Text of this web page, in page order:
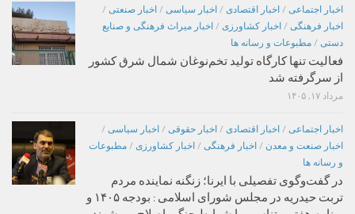
اخبار اجتماعی / اخبار اقتصادی / اخبار سیاسی / اخبار صنعتی /
اخبار فرهنگی / اخبار کشاورزی / اخبار میراث فرهنگی و صنایع
دستی / مطبوعات و رسانه ها
فعالیت تنها کارگاه تولید تخم‌نوغان شمال شرق کشور
از سرگرفته شد
مرداد ۱۷, ۱۴۰۵
اخبار اجتماعی / اخبار اقتصادی / اخبار حقوقی / اخبار سیاسی /
اخبار صنعت و معدن / اخبار فرهنگی / اخبار کشاورزی / مطبوعات
و رسانه ها
در گفت‌وگوی تفصیلی با ایرنا؛ زنگنه نماینده مردم
تربت حیدریه در مجلس شورای اسلامی : بودجه ۱۴۰۵ و